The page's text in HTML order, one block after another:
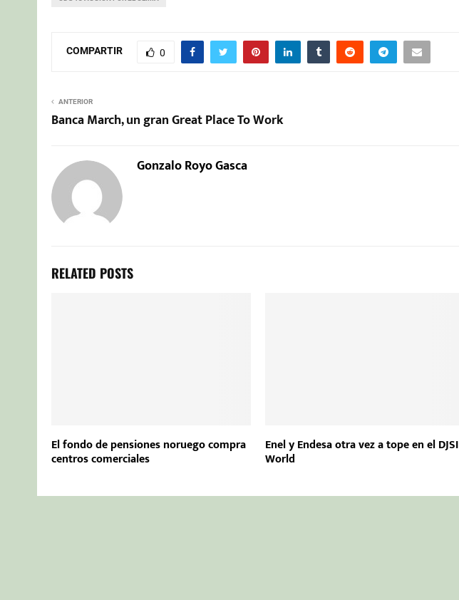
COMPARTIR 0
ANTERIOR
Banca March, un gran Great Place To Work
Gonzalo Royo Gasca
RELATED POSTS
El fondo de pensiones noruego compra
centros comerciales
Enel y Endesa otra vez a tope en el DJSI
World